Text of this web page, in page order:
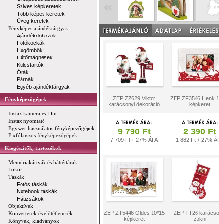
Szives képkeretek
Több képes keretek
Üveg keretek
Fényképes ajándéktárgyak
Ajándékdobozok
Fotókockák
Hógömbök
Hűtőmágnesek
Kulcstartók
Órák
Párnák
Egyéb ajándéktárgyak
Fényképezőgépek
Instax kamera és film
Instax nyomtató
Egyszer használatos fényképezőgépek
Fixfókuszos fényképezőgépek
Kiegészítők, tartozékok
Memóriakártyák és háttértárak
Tokok
Táskák
Fotós táskák
Notebook táskák
Hátizsákok
Objektívek
Konverterek és előtétlencsék
Könyvek, kiadványok
ZEP ZZ629 Viktor
karácsonyi dekoráció
ZEP ZF3546 Henk
képkeret
9 790 Ft
7 709 Ft + 27% ÁFA
2 390 Ft
1 882 Ft + 27%
ZEP ZT5446 Oldes 10*15
képkeret
ZEP TT26
zokni